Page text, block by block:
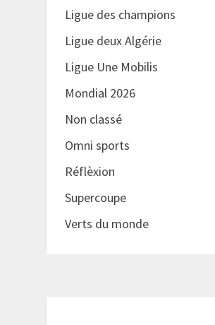
Ligue des champions
Ligue deux Algérie
Ligue Une Mobilis
Mondial 2026
Non classé
Omni sports
Réflèxion
Supercoupe
Verts du monde